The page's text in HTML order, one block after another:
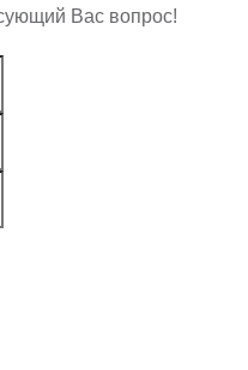
Вас вопрос!